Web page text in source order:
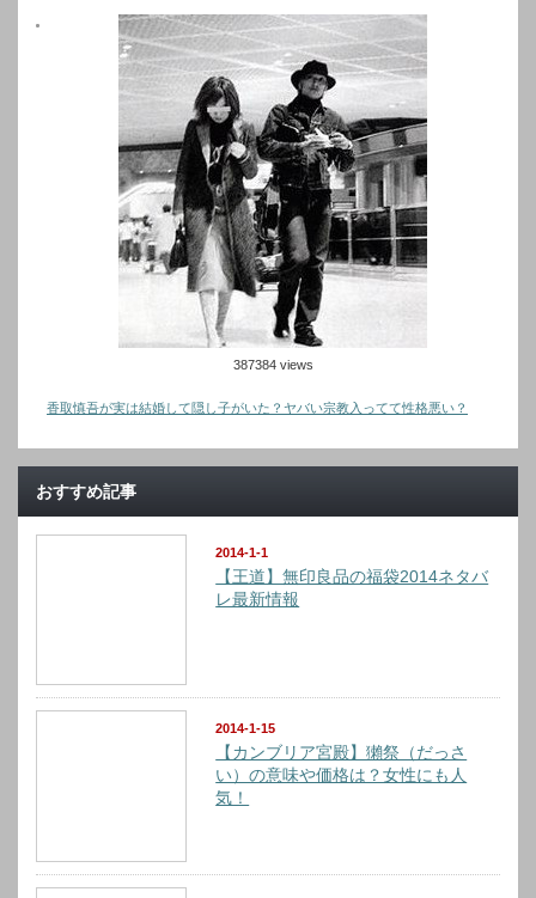
387384 views
香取慎吾が実は結婚して隠し子がいた？ヤバい宗教入ってて性格悪い？
おすすめ記事
2014-1-1
【王道】無印良品の福袋2014ネタバ
レ最新情報
2014-1-15
【カンブリア宮殿】獺祭（だっさ
い）の意味や価格は？女性にも人
気！